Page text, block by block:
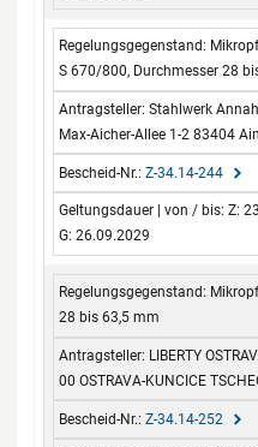
S 670/800, Durchmesser 28
Stahlwerk
Max-Aicher-Allee 1-2 83404
Z-34.14-244
Z:
G: 26.09.2029
28 bis 63,5 mm
LIBERTY
00 OSTRAVA-KUNCICE
Z-34.14-252